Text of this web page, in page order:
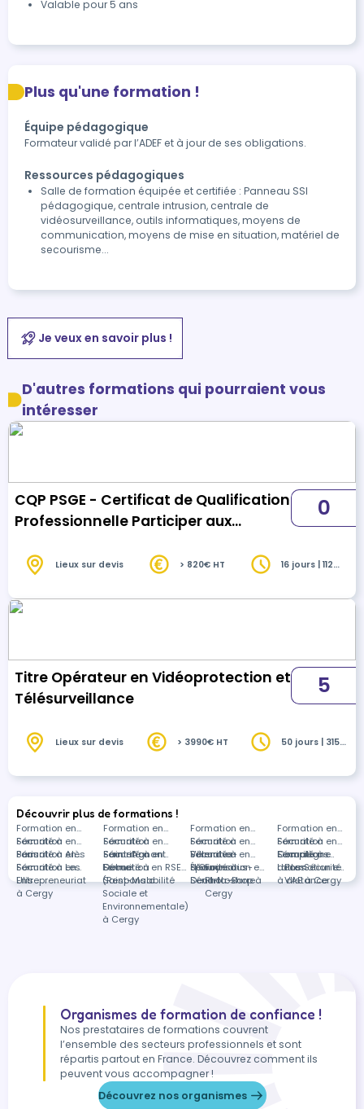
Valable pour 5 ans
Plus qu'une formation !
Équipe pédagogique
Formateur validé par l’ADEF et à jour de ses obligations.
Ressources pédagogiques
Salle de formation équipée et certifiée : Panneau SSI
pédagogique, centrale intrusion, centrale de
vidéosurveillance, outils informatiques, moyens de
communication, moyens de mise en situation, matériel de
secourisme...
Je veux en savoir plus !
D'autres formations qui pourraient vous
intéresser
CQP PSGE - Certificat de Qualification
Professionnelle Participer aux
Grands Événements. - duplicata
0
Lieux sur devis > 820€ HT
16 jours | 112
Titre Opérateur en Vidéoprotection et
Télésurveillance
5
Lieux sur devis > 3990€ HT
50 jours | 315
Découvrir plus de formations !
Formation en
Sécurité à
Paris
Formation en
Sécurité à
Saint-Agnant
Formation en
Sécurité à
Villenave-
d'Ornon
Formation en
Sécurité à
Compiègne
Formation en
Sécurité à Alès
Formation en
Sécurité à
Delme
Formation en
Sécurité à
Épinay-sous-
Sénart
Formation en
Sécurité à
Lattes
Formation en
Sécurité à Les
Ulis
Formation en
Sécurité à
Saint-Malo
Formation en
Sécurité à
Deuil-la-Barre
Formations
dans Sécurité
à distance
Formation en
Entrepreneuriat
à Cergy
Formation en RSE
(Responsabilité
Sociale et
Environnementale)
à Cergy
Formation en
Photoshop à
Cergy
Formation en
VAE à Cergy
Organismes de formation de confiance !
Nos prestataires de formations couvrent
l’ensemble des secteurs professionnels et sont
répartis partout en France. Découvrez comment ils
peuvent vous accompagner !
Découvrez nos organismes